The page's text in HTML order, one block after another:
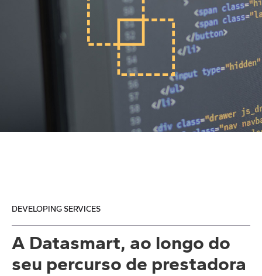
DEVELOPING SERVICES
A Datasmart, ao longo do
seu percurso de prestadora